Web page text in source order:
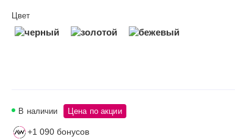
Цвет
В наличии Цена по акции
+1 090 бонусов